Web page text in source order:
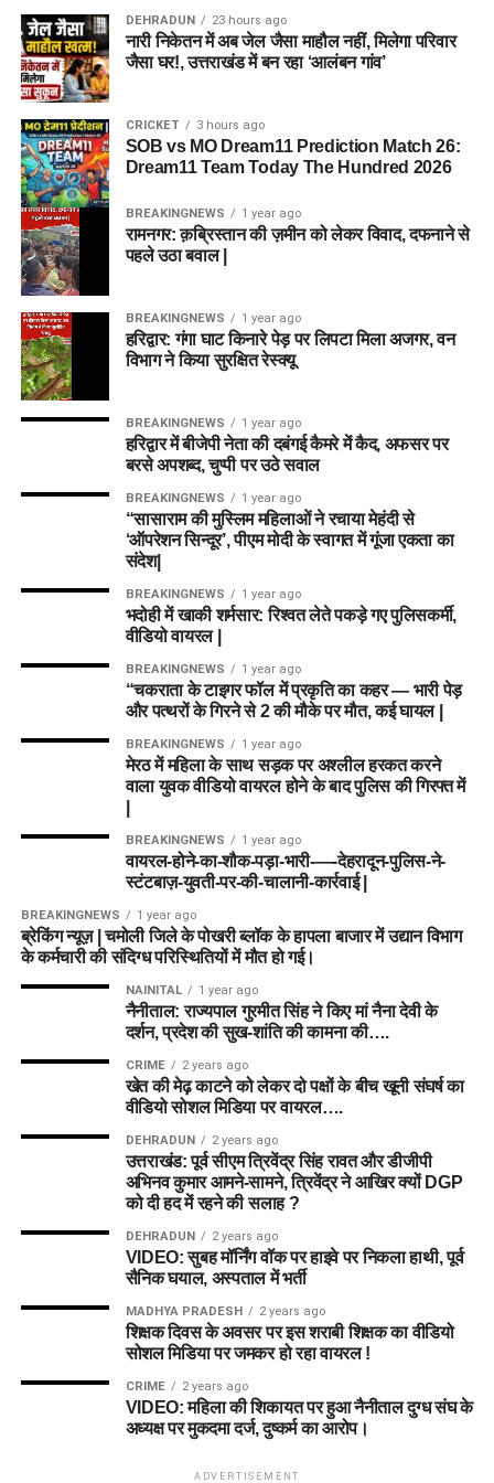
SOB vs MO ड्रीम11 फैंटेसी टीम
कॉम्बिनेशन (Dream11 Teams)
रणनीति 1: स्मॉल लीग और हेड-टू-हेड (SL)
टीम
विकेटकीपर:जॉस बटलर (C), टिम सीफर्ट, जेमी स्मॉथ
बल्लेबाज:ट्रिस्टन स्टब्स, डेविड मिलर
जोफ्रा आर्चर, क्रिस जॉर्डन, गस एटकिंसन
एनालिसिस:यह टीम पूरी तरह से
निरंतर प्रदर्शन करने वाले
खिलाड़ियों पर आधारित है। जॉस
बटलर और मार्कस स्टोइनिस को
कप्तान और उप-कप्तान बनाना
सबसे सुरक्षित फैसला रहेगा।
रणनीति 2: ग्रैंड लीग और मेगा कॉन्टेस्ट (GL)
विकेटकीपर:जॉस बटलर, हेनरिक क्लासेन
बल्लेबाज:
ट्रिस्टन स्टब्स
ऑलराउंडर:मार्कस स्टोइनिस, लियम डॉसन (C), निखिल चौधरी
जोफ्रा आर्चर (VC), आदिल रशीद, जॉश टंग, गस
एनालिसिस:यह टीम थोड़ा
जोखिम उठाकर बनाई गई है।
साउथेम्प्टन की परिस्थितियों को
देखते हुए लियम डॉसन को
कप्तान बनाया गया है, जबकि
जोफ्रा आर्चर को उप-कप्तान
रखा गया है।
कौन जीतेगा आज का मैच? (Match
Winner Prediction)
गेंदबाजी लाइनअप (जोफ्रा आर्चर, क्रिस जॉर्डन, आदिल रशीद) बेहद मजबूत
है। दूसरी ओर, मैनचेस्टर सुपर जायंट्स का बैटिंग ऑर्डर बेहद विस्फोटक
League के लिए बेस्ट):
Trent Boult:
विकेट ले सकते हैं।
Joe Root:लगातार स्ट्राइक रोटेट करके 40-50+ रन बनाने
का दम रखते हैं।
Lockie Ferguson:कम सिलेक्शन परसेंटेज होने पर आपकी
जीएल रैंक (GL Rank) को बूस्ट कर सकते हैं।
ML vs TRT Dream11 Prediction
Teams (स्मॉल और ग्रैंड लीग)
Team 1: Small League / Head-to-
Head Safe Team
Batters:James Vince, Joe Root, Sam Hain
All-Rounders:
Mitchell Santner
Bowlers:Trent Boult, Lockie Ferguson,
Mohammad Amir, Sam Cook
विश्लेषण:यह टीम स्मॉल लीग में
सुरक्षित पॉइंट्स सुनिश्चित करेगी,
क्योंकि इसमें टॉप-ऑर्डर के
बल्लेबाजों के साथ-साथ पूरे
ओवर्स करने वाले ऑलराउंडर्स
शामिल हैं।
Team 2: Grand League (GL)
Winning Combination
Wicket-keeper:Tom Banton
Batters:James Vince, Ashton Turner, Rovman
Powell
All-Rounders:Sam Curran, Rehan Ahmed (C), Imad
Wasim
Bowlers:Trent Boult (VC), Lockie Ferguson, Luke
Wood, Michael Henry
विश्लेषण:ग्रैंड लीग की इस टीम
में गेंदबाजों और मिडिल-ऑर्डर
ऑलराउंडर्स को ज्यादा
प्राथमिकता दी गई है, जो लो-
5. दोनों टीमों की संभावित प्लेइंग 11
(Predicted Playing XI)
MI London Women (ML-W)
Probable XI:
Hayley Matthews(ऑलराउंडर/कप्तान)
Kira Chathli(विकटकीपर)
Amelia Kerr
Chinelle Henry(ऑलराउंडर)
E Jones(बल्लेबाज)
GA Elwiss(ऑलराउंडर)
A Surenkumar(ऑलराउंडर)
D Gregory(गेंदबाज)
A Stonehouse(तेज गेंदबाज)
Trent Rockets Women (TRT-W)
Probable XI:
Grace Scrivens(बल्लेबाज)
Ashleigh Gardner
Heather Graham(ऑलराउंडर)
Katie George(ऑलराउंडर)
Josie Groves(गेंदबाज)
Alana King(लेग-स्पिनर)
Kirstie Gordon (स्पिनर)
Cassidy McCarthy(तेज गेंदबाज)
Natasha Wraith(विकटकीपर)
Alexa Stonehouse(गेंदबाज)
6. टॉप फैंटेसी पिक्स और मस्ट-हैव प्लेयर्स
(Must-Have Players for
Dream11)
1. Hayley Matthews (ML-W)
हेली मैथ्यूज वर्तमान में महिला टी20 फॉर्मेट की सबसे प्रभावशाली
खिलाड़ियों में से एक हैं। वे ओपनिंग बल्लेबाजी के साथ-साथ अपने कोटे के
पूरे सेट गेंदबाजी करती हैं। केनिंगटन ओवल पर उनका रिकॉर्ड शानदार रहा
DEHRADUN 23 hours ago
नारी निकेतन में अब जेल जैसा माहौल नहीं, मिलेगा परिवार
जैसा घर!, उत्तराखंड में बन रहा ‘आलंबन गांव’
CRICKET 3 hours ago
SOB vs MO Dream11 Prediction Match 26:
Dream11 Team Today The Hundred 2026
BREAKINGNEWS 1 year ago
रामनगर: क़ब्रिस्तान की ज़मीन को लेकर विवाद, दफनाने से
पहले उठा बवाल |
BREAKINGNEWS 1 year ago
हरिद्वार: गंगा घाट किनारे पेड़ पर लिपटा मिला अजगर, वन
विभाग ने किया सुरक्षित रेस्क्यू
BREAKINGNEWS 1 year ago
हरिद्वार में बीजेपी नेता की दबंगई कैमरे में कैद, अफसर पर
बरसे अपशब्द, चुप्पी पर उठे सवाल
BREAKINGNEWS 1 year ago
“सासाराम की मुस्लिम महिलाओं ने रचाया मेहंदी से
‘ऑपरेशन सिन्दूर’, पीएम मोदी के स्वागत में गूंजा एकता का
संदेश|
BREAKINGNEWS 1 year ago
भदोही में खाकी शर्मसार: रिश्वत लेते पकड़े गए पुलिसकर्मी,
वीडियो वायरल |
BREAKINGNEWS 1 year ago
“चकराता के टाइगर फॉल में प्रकृति का कहर — भारी पेड़
और पत्थरों के गिरने से 2 की मौके पर मौत, कई घायल |
BREAKINGNEWS 1 year ago
मेरठ में महिला के साथ सड़क पर अश्लील हरकत करने
वाला युवक वीडियो वायरल होने के बाद पुलिस की गिरफ्त में
BREAKINGNEWS 1 year ago
वायरल-होने-का-शौक-पड़ा-भारी-—-देहरादून-पुलिस-ने-
स्टंटबाज़-युवती-पर-की-चालानी-कार्रवाई |
BREAKINGNEWS 1 year ago
ब्रेकिंग न्यूज़ | चमोली जिले के पोखरी ब्लॉक के हापला बाजार में उद्यान विभाग
के कर्मचारी की संदिग्ध परिस्थितियों में मौत हो गई।
NAINITAL 1 year ago
नैनीताल: राज्यपाल गुरमीत सिंह ने किए मां नैना देवी के
दर्शन, प्रदेश की सुख-शांति की कामना की….
CRIME 2 years ago
खेत की मेढ़ काटने को लेकर दो पक्षों के बीच खूनी संघर्ष का
वीडियो सोशल मिडिया पर वायरल….
DEHRADUN 2 years ago
उत्तराखंड: पूर्व सीएम त्रिवेंद्र सिंह रावत और डीजीपी
अभिनव कुमार आमने-सामने, त्रिवेंद्र ने आखिर क्यों DGP
को दी हद में रहने की सलाह ?
DEHRADUN 2 years ago
VIDEO: सुबह मॉर्निंग वॉक पर हाइवे पर निकला हाथी, पूर्व
सैनिक घयाल, अस्पताल में भर्ती
MADHYA PRADESH 2 years ago
शिक्षक दिवस के अवसर पर इस शराबी शिक्षक का वीडियो
सोशल मिडिया पर जमकर हो रहा वायरल !
CRIME 2 years ago
VIDEO: महिला की शिकायत पर हुआ नैनीताल दुग्ध संघ के
अध्यक्ष पर मुकदमा दर्ज, दुष्कर्म का आरोप।
ADVERTISEMENT